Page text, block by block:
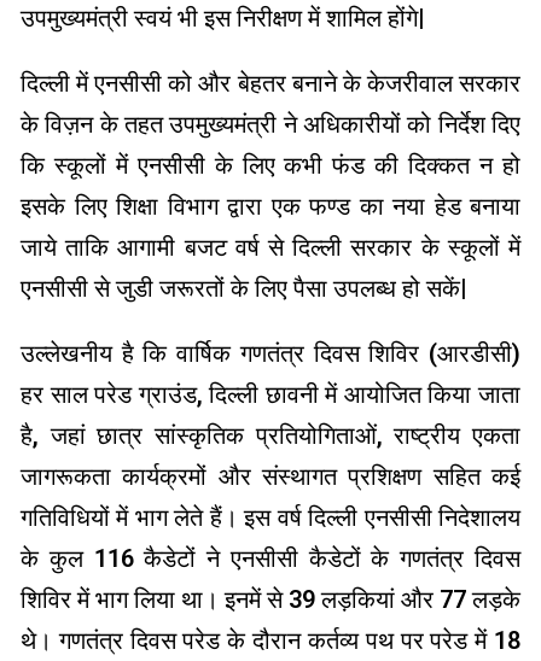
उपमुख्यमंत्री स्वयं भी इस निरीक्षण में शामिल होंगे|
दिल्ली में एनसीसी को और बेहतर बनाने के केजरीवाल सरकार
के विज़न के तहत उपमुख्यमंत्री ने अधिकारीयों को निर्देश दिए
कि स्कूलों में एनसीसी के लिए कभी फंड की दिक्कत न हो
इसके लिए शिक्षा विभाग द्वारा एक फण्ड का नया हेड बनाया
जाये ताकि आगामी बजट वर्ष से दिल्ली सरकार के स्कूलों में
एनसीसी से जुडी जरूरतों के लिए पैसा उपलब्ध हो सकें|
उल्लेखनीय है कि वार्षिक गणतंत्र दिवस शिविर (आरडीसी)
हर साल परेड ग्राउंड, दिल्ली छावनी में आयोजित किया जाता
है, जहां छात्र सांस्कृतिक प्रतियोगिताओं, राष्ट्रीय एकता
जागरूकता कार्यक्रमों और संस्थागत प्रशिक्षण सहित कई
गतिविधियों में भाग लेते हैं। इस वर्ष दिल्ली एनसीसी निदेशालय
के कुल 116 कैडेटों ने एनसीसी कैडेटों के गणतंत्र दिवस
शिविर में भाग लिया था। इनमें से 39 लड़कियां और 77 लड़के
थे। गणतंत्र दिवस परेड के दौरान कर्तव्य पथ पर परेड में 18